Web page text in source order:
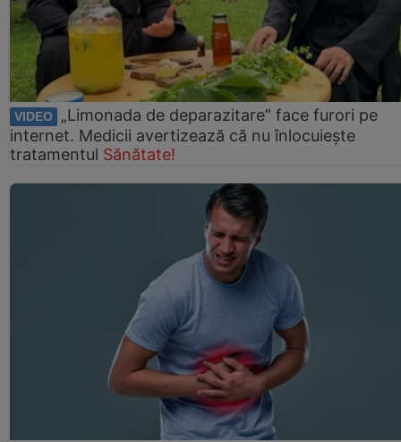
VIDEO
„Limonada de deparazitare” face furori pe
internet. Medicii avertizează că nu înlocuiește
tratamentul Sănătate!